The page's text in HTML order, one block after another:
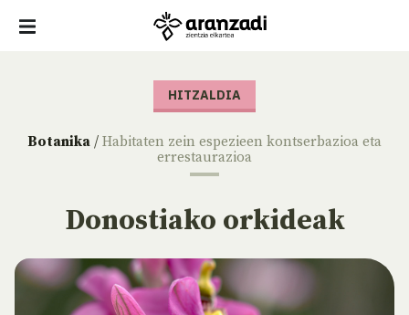
HITZALDIA
Botanika / Habitaten zein espezieen kontserbazioa eta
errestaurazioa
Donostiako orkideak